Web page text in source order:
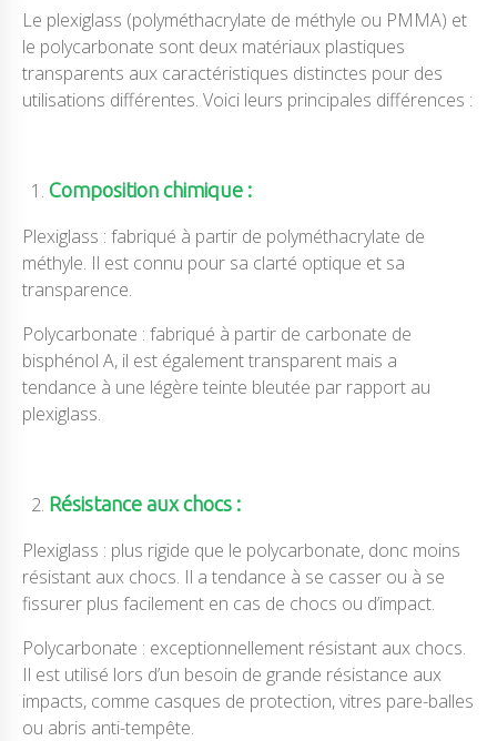
Le plexiglass (polyméthacrylate de méthyle ou PMMA) et
le polycarbonate sont deux matériaux plastiques
transparents aux caractéristiques distinctes pour des
utilisations différentes. Voici leurs principales différences :
Composition chimique :
Plexiglass : fabriqué à partir de polyméthacrylate de
méthyle. Il est connu pour sa clarté optique et sa
transparence.
Polycarbonate : fabriqué à partir de carbonate de
bisphénol A, il est également transparent mais a
tendance à une légère teinte bleutée par rapport au
plexiglass.
Résistance aux chocs :
Plexiglass : plus rigide que le polycarbonate, donc moins
résistant aux chocs. Il a tendance à se casser ou à se
fissurer plus facilement en cas de chocs ou d’impact.
Polycarbonate : exceptionnellement résistant aux chocs.
Il est utilisé lors d’un besoin de grande résistance aux
impacts, comme casques de protection, vitres pare-balles
ou abris anti-tempête.